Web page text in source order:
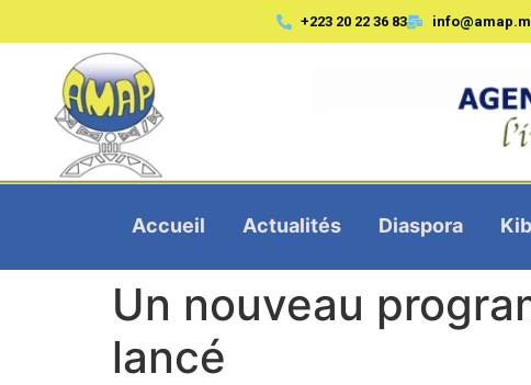
+223 20 22 36 83 info@amap.ml
Accueil Actualités Diaspora
Un nouveau
lancé